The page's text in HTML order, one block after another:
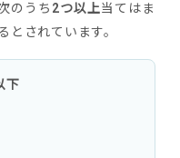
のうち 2つ以上当てはま
とされています。
下